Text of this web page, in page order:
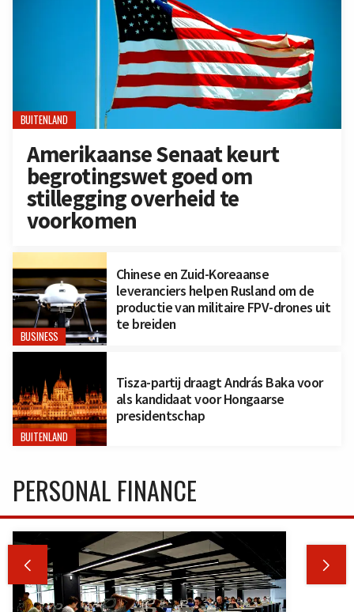
BUITENLAND
Amerikaanse Senaat keurt
begrotingswet goed om
stillegging overheid te
voorkomen
BUSINESS
Chinese en Zuid-Koreaanse
leveranciers helpen Rusland om de
productie van militaire FPV-drones uit
te breiden
BUITENLAND
Tisza-partij draagt András Baka voor
als kandidaat voor Hongaarse
presidentschap
PERSONAL FINANCE
 